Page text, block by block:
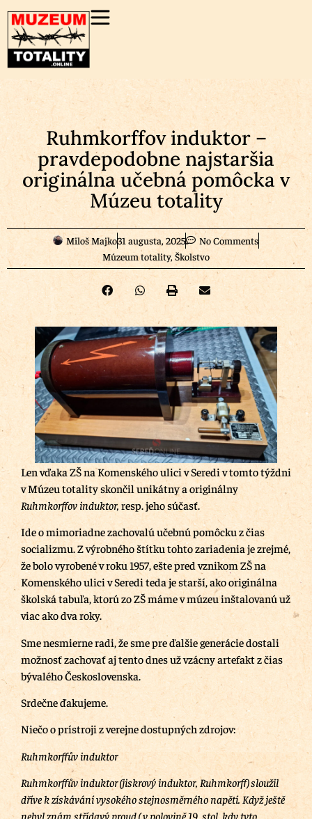
Ruhmkorffov induktor –
pravdepodobne najstaršia
originálna učebná pomôcka v
Múzeu totality
Miloš Majko31 augusta, 2025
No Comments
Múzeum totality, Školstvo
Len vďaka ZŠ na Komenského ulici v Seredi v tomto týždni
v Múzeu totality skončil unikátny a originálny
Ruhmkorffov induktor,resp. jeho súčasť.
Ide o mimoriadne zachovalú učebnú pomôcku z čias
socializmu. Z výrobného štítku tohto zariadenia je zrejmé,
že bolo vyrobené v roku 1957, ešte pred vznikom ZŠ na
Komenského ulici v Seredi teda je starší, ako originálna
školská tabuľa, ktorú zo ZŠ máme v múzeu inštalovanú už
viac ako dva roky.
Sme nesmierne radi, že sme pre ďalšie generácie dostali
možnosť zachovať aj tento dnes už vzácny artefakt z čias
bývalého Československa.
Srdečne ďakujeme.
Niečo o prístroji z verejne dostupných zdrojov:
Ruhmkorffův induktor
Ruhmkorffův induktor (jiskrový induktor, Ruhmkorff) sloužil
dříve k získávání vysokého stejnosměrného napětí. Když ještě
nebyl znám střídavý proud ( v polovině 19. stol, kdy tyto